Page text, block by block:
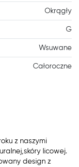
Okrągły
G
Wsuwane
Całoroczne
z naszymi
licowej.
design z